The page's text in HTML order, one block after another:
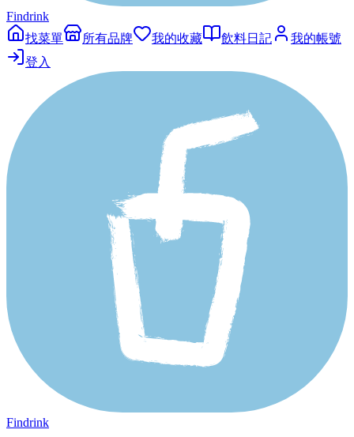
Findrink
找菜單
所有品牌 我的收藏 飲料日記
我的帳號
登入
Findrink